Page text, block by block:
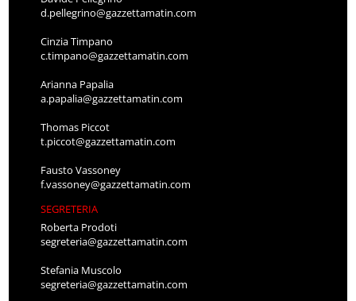
d.pellegrino@gazzettamatin.com
Cinzia Timpano
c.timpano@gazzettamatin.com
Arianna Papalia
a.papalia@gazzettamatin.com
Thomas Piccot
t.piccot@gazzettamatin.com
Fausto Vassoney
f.vassoney@gazzettamatin.com
SEGRETERIA
Roberta Prodoti
segreteria@gazzettamatin.com
Stefania Muscolo
segreteria@gazzettamatin.com